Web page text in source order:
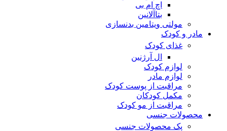
اچ ام بی
بتاآلانین
مولتی ویتامین بدنسازی
مادر و کودک
غذای کودک
ال آرژنین
لوازم کودک
لوازم مادر
مراقبت از پوست کودک
مکمل کودکان
مراقبت از مو کودک
محصولات جنسی
پک محصولات جنسی